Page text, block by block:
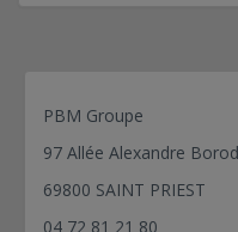
PBM Groupe
97 Allée Alexandre
69800 SAINT PRIEST
04 72 81 21 80